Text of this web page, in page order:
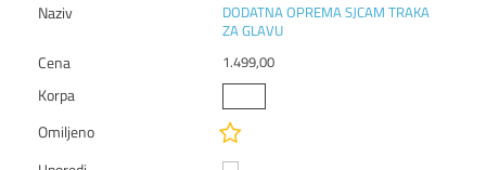
DODATNA OPREMA SJCAM TRAKA
ZA GLAVU
1.499,00